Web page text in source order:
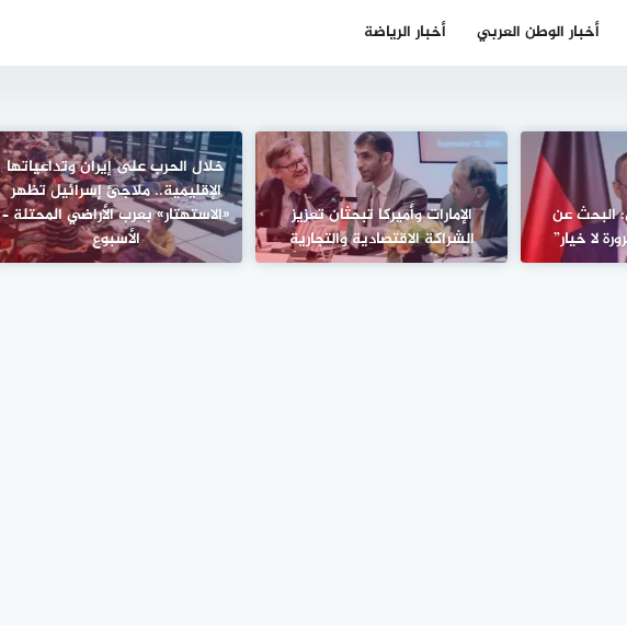
أخبار الوطن العربي أخبار الرياضة
البحث عن
لا خيار”
الإمارات وأميركا تبحثان تعزيز
الشراكة الاقتصادية والتجارية
خلال الحرب على إيران وتداعياتها
الإقليمية.. ملاجئ إسرائيل تظهر
«الاستهتار» بعرب الأراضي المحتلة –
الأسبوع